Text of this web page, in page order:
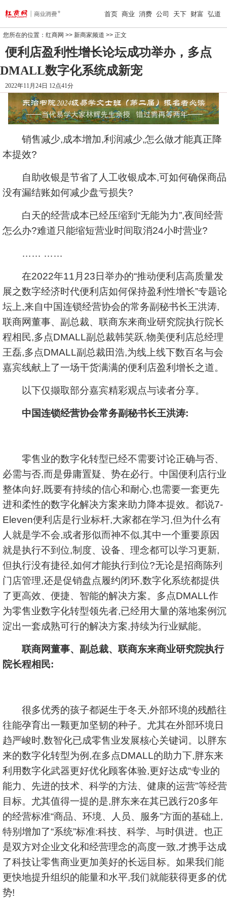
首页 商业 消费 公司 天下 财富 弘道
您所在的位置： 红商网 >> 新商家频道 >> 正文
便利店盈利性增长论坛成功举办，多点
DMALL数字化系统成新宠
2022年11月24日 12点41分
销售减少,成本增加,利润减少,怎么做才能真正降
本提效?
自助收银是节省了人工收银成本,可如何确保商品
没有漏结账如何减少盘亏损失?
白天的经营成本已经压缩到“无能为力”,夜间经营
怎么办?难道只能缩短营业时间取消24小时营业?
…… ……
在2022年11月23日举办的“推动便利店高质量发
展之数字经济时代便利店如何保持盈利性增长”专题论
坛上,来自中国连锁经营协会的常务副秘书长王洪涛,
联商网董事、副总裁、联商东来商业研究院执行院长
程相民,多点DMALL副总裁韩笑跃,物美便利店总经理
王磊,多点DMALL副总裁田浩,为线上线下数百名与会
嘉宾线献上了一场干货满满的便利店盈利增长之道。
以下仅撷取部分嘉宾精彩观点与读者分享。
中国连锁经营协会常务副秘书长王洪涛:
零售业的数字化转型已经不需要讨论正确与否、
必需与否,而是毋庸置疑、势在必行。中国便利店行业
整体向好,既要有持续的信心和耐心,也需要一套更先
进和柔性的数字化解决方案来助力降本提效。都说7-
Eleven便利店是行业标杆,大家都在学习,但为什么有
人就是学不会,或者形似而神不似,其中一个重要原因
就是执行不到位,制度、设备、理念都可以学习更新,
但执行没有捷径,如何才能执行到位?无论是招商陈列
门店管理,还是促销盘点履约闭环,数字化系统都提供
了更高效、便捷、智能的解决方案。多点DMALL作
为零售业数字化转型领先者,已经用大量的落地案例沉
淀出一套成熟可行的解决方案,持续为行业赋能。
联商网董事、副总裁、联商东来商业研究院执行
院长程相民:
很多优秀的孩子都诞生于冬天,外部环境的残酷往
往能孕育出一颗更加坚韧的种子。尤其在外部环境日
趋严峻时,数智化已成零售业发展核心关键词。以胖东
来的数字化转型为例,在多点DMALL的助力下,胖东来
利用数字化武器更好优化顾客体验,更好达成“专业的
能力、先进的技术、科学的方法、健康的运营”等经营
目标。尤其值得一提的是,胖东来在其已践行20多年
的经营标准“商品、环境、人员、服务”方面的基础上,
特别增加了“系统”标准:科技、科学、与时俱进。也正
是双方对企业文化和经营理念的高度一致,才携手达成
了科技让零售商业更加美好的长远目标。如果我们能
更快地提升组织的能量和水平,我们就能获得更多的优
势!